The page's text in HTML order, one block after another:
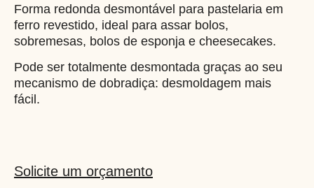
Forma redonda desmontável para pastelaria em
ferro revestido, ideal para assar bolos,
sobremesas, bolos de esponja e cheesecakes.
Pode ser totalmente desmontada graças ao seu
mecanismo de dobradiça: desmoldagem mais
fácil.
Solicite um orçamento